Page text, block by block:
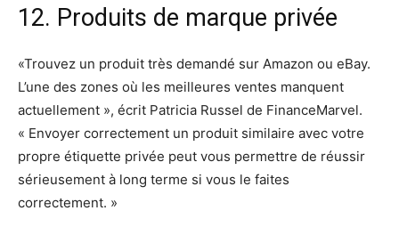
12. Produits de marque privée
«Trouvez un produit très demandé sur Amazon ou eBay.
L’une des zones où les meilleures ventes manquent
actuellement », écrit Patricia Russel de FinanceMarvel.
« Envoyer correctement un produit similaire avec votre
propre étiquette privée peut vous permettre de réussir
sérieusement à long terme si vous le faites
correctement. »